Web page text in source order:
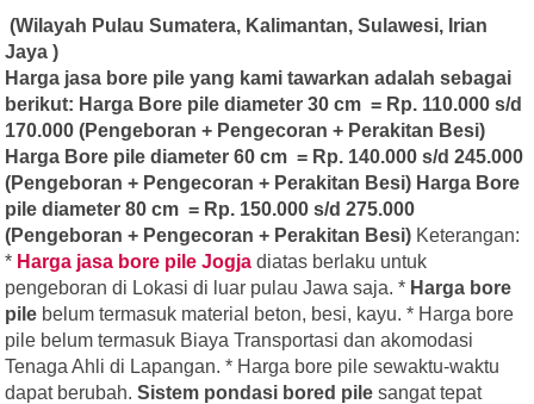
(Wilayah Pulau Sumatera, Kalimantan, Sulawesi, Irian
Jaya )
Harga jasa bore pile yang kami tawarkan adalah sebagai
berikut: Harga Bore pile diameter 30 cm = Rp. 110.000 s/d
170.000 (Pengeboran + Pengecoran + Perakitan Besi)
Harga Bore pile diameter 60 cm = Rp. 140.000 s/d 245.000
(Pengeboran + Pengecoran + Perakitan Besi) Harga Bore
pile diameter 80 cm = Rp. 150.000 s/d 275.000
(Pengeboran + Pengecoran + Perakitan Besi) Keterangan:
* Harga jasa bore pile Jogja diatas berlaku untuk
pengeboran di Lokasi di luar pulau Jawa saja. * Harga bore
pile belum termasuk material beton, besi, kayu. * Harga bore
pile belum termasuk Biaya Transportasi dan akomodasi
Tenaga Ahli di Lapangan. * Harga bore pile sewaktu-waktu
dapat berubah.Sistem pondasi bored pile sangat tepat